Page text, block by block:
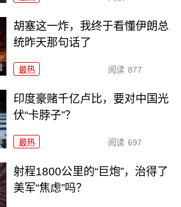
胡塞这一炸，我终于看懂伊朗总
统昨天那句话了
最热 阅读 877
印度豪赌千亿卢比，要对中国光
伏“卡脖子”？
最热 阅读 697
射程1800公里的“巨炮”，治得了
美军“焦虑”吗？